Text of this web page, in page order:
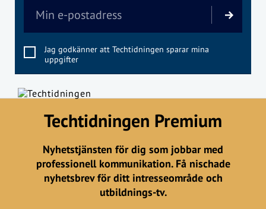
Jag godkänner att Techtidningen sparar mina
uppgifter
Techtidningen Premium
Nyhetstjänsten för dig som jobbar med
professionell kommunikation. Få nischade
nyhetsbrev för ditt intresseområde och
utbildnings-tv.